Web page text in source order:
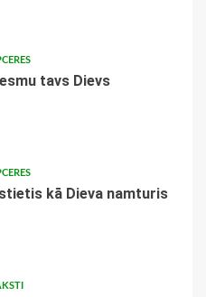
tavs Dievs
kā Dieva namturis